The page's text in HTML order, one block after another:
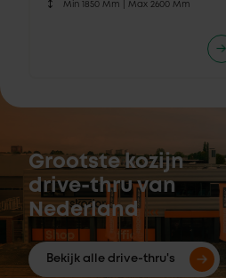
Min 1850 Mm | Max 2600 Mm
Grootste kozijn
drive-thru van
Nederland
Bekijk alle drive-thru's